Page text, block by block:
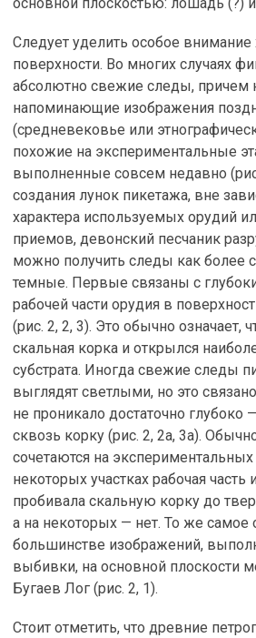
Следует уделить особое внимание
поверхности. Во многих случаях
абсолютно свежие следы, причем
напоминающие изображения
(средневековье или
похожие на экспериментальные
выполненные совсем недавно
создания лунок пикетажа, вне
характера используемых орудий
приемов, девонский песчаник
можно получить следы как более
темные. Первые связаны с
рабочей части орудия в
(рис. 2, 2, 3). Это обычно означает,
скальная корка и открылся
субстрата. Иногда свежие следы
выглядят светлыми, но это
не проникало достаточно глубоко
сквозь корку (рис. 2, 2а, 3а).
сочетаются на экспериментальных
некоторых участках рабочая часть
пробивала скальную корку до
а на некоторых — нет. То же самое
большинстве изображений,
выбивки, на основной плоскости
Бугаев Лог (рис. 2, 1).
Стоит отметить, что древние